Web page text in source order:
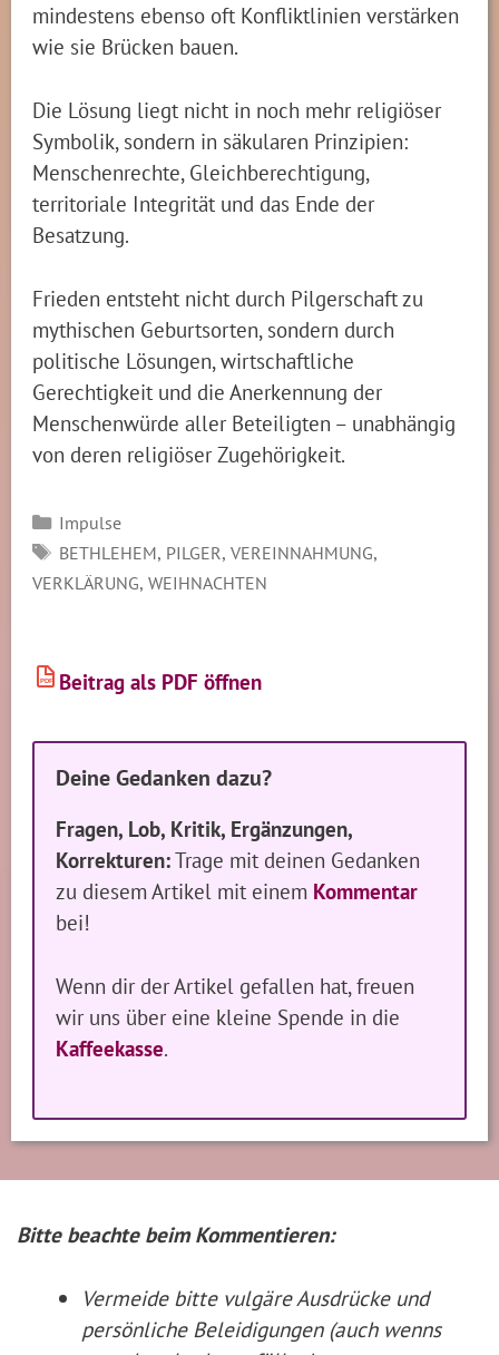
mindestens ebenso oft Konfliktlinien verstärken
wie sie Brücken bauen.
Die Lösung liegt nicht in noch mehr religiöser
Symbolik, sondern in säkularen Prinzipien:
Menschenrechte, Gleichberechtigung,
territoriale Integrität und das Ende der
Besatzung.
Frieden entsteht nicht durch Pilgerschaft zu
mythischen Geburtsorten, sondern durch
politische Lösungen, wirtschaftliche
Gerechtigkeit und die Anerkennung der
Menschenwürde aller Beteiligten – unabhängig
von deren religiöser Zugehörigkeit.
Kategorien
Impulse
SCHLAGWÖRTER
BETHLEHEM, PILGER, VEREINNAHMUNG,
VERKLÄRUNG,WEIHNACHTEN
PDF Beitrag als PDF öffnen
Deine Gedanken dazu?
Fragen, Lob, Kritik, Ergänzungen,
Korrekturen:Trage mit deinen Gedanken
zu diesem Artikel mit einem Kommentar
bei!
Wenn dir der Artikel gefallen hat, freuen
wir uns über eine kleine Spende in die
Kaffeekasse.
Bitte beachte beim Kommentieren:
Vermeide bitte vulgäre Ausdrücke und
persönliche Beleidigungen (auch wenns